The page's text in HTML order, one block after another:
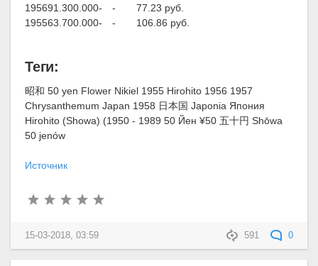
195691.300.000- -
77.23 руб.
195563.700.000- - 106.86 руб.
Теги:
昭和 50 yen Flower Nikiel 1955 Hirohito 1956 1957
Chrysanthemum Japan 1958 日本国 Japonia Япония
Hirohito (Showa) (1950 - 1989 50 Йен ¥50 五十円 Shōwa
50 jenów
Источник
591 0
15-03-2018, 03:59